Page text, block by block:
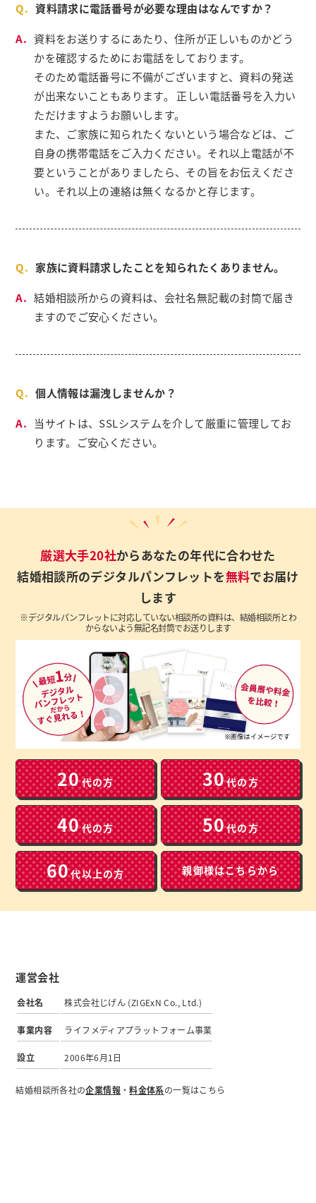
資料請求に電話番号が必要な理由はなんですか？
資料をお送りするにあたり、住所が正しいものかどう
かを確認するためにお電話をしております。
そのため電話番号に不備がございますと、資料の発送
が出来ないこともあります。 正しい電話番号を入力い
ただけますようお願いします。
また、ご家族に知られたくないという場合などは、ご
自身の携帯電話をご入力ください。それ以上電話が不
要ということがありましたら、その旨をお伝えくださ
い。それ以上の連絡は無くなるかと存じます。
家族に資料請求したことを知られたくありません。
結婚相談所からの資料は、会社名無記載の封筒で届き
ますのでご安心ください。
個人情報は漏洩しませんか？
当サイトは、SSLシステムを介して厳重に管理してお
ります。ご安心ください。
厳選大手20社からあなたの年代に合わせた
結婚相談所のデジタルパンフレットを無料でお届け
します
※デジタルパンフレットに対応していない相談所の資料は、結婚相談所とわ
からないよう無記名封筒でお送りします
20代の方 30代の方
40代の方 50代の方
60代以上の方 親御様はこちらから
運営会社
会社名 株式会社じげん (ZIGExN Co., Ltd.)
事業内容 ライフメディアプラットフォーム事業
設立 2006年6月1日
結婚相談所各社の企業情報・料金体系の一覧はこちら